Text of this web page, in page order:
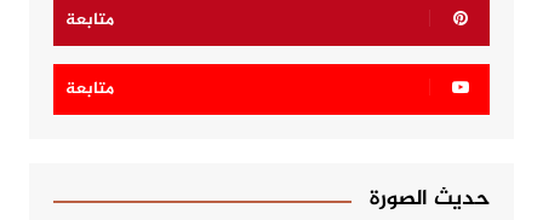
متابعة
متابعة
حديث الصورة